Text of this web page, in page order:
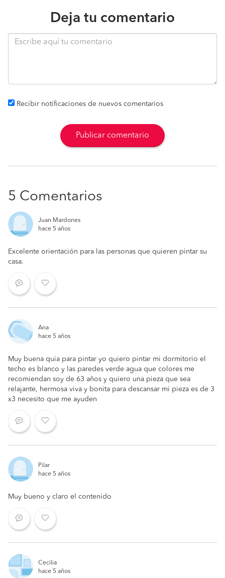
Deja tu comentario
Recibir notificaciones de nuevos comentarios
Publicar comentario
5 Comentarios
Juan Mardones
hace 5 años
Excelente orientación para las personas que quieren pintar su
casa.
Ana
hace 5 años
Muy buena quia para pintar yo quiero pintar mi dormitorio el
techo es blanco y las paredes verde agua que colores me
recomiendan soy de 63 años y quiero una pieza que sea
relajante, hermosa viva y bonita para descansar mi pieza es de 3
x3 necesito que me ayuden
Pilar
hace 5 años
Muy bueno y claro el contenido
Cecilia
hace 5 años